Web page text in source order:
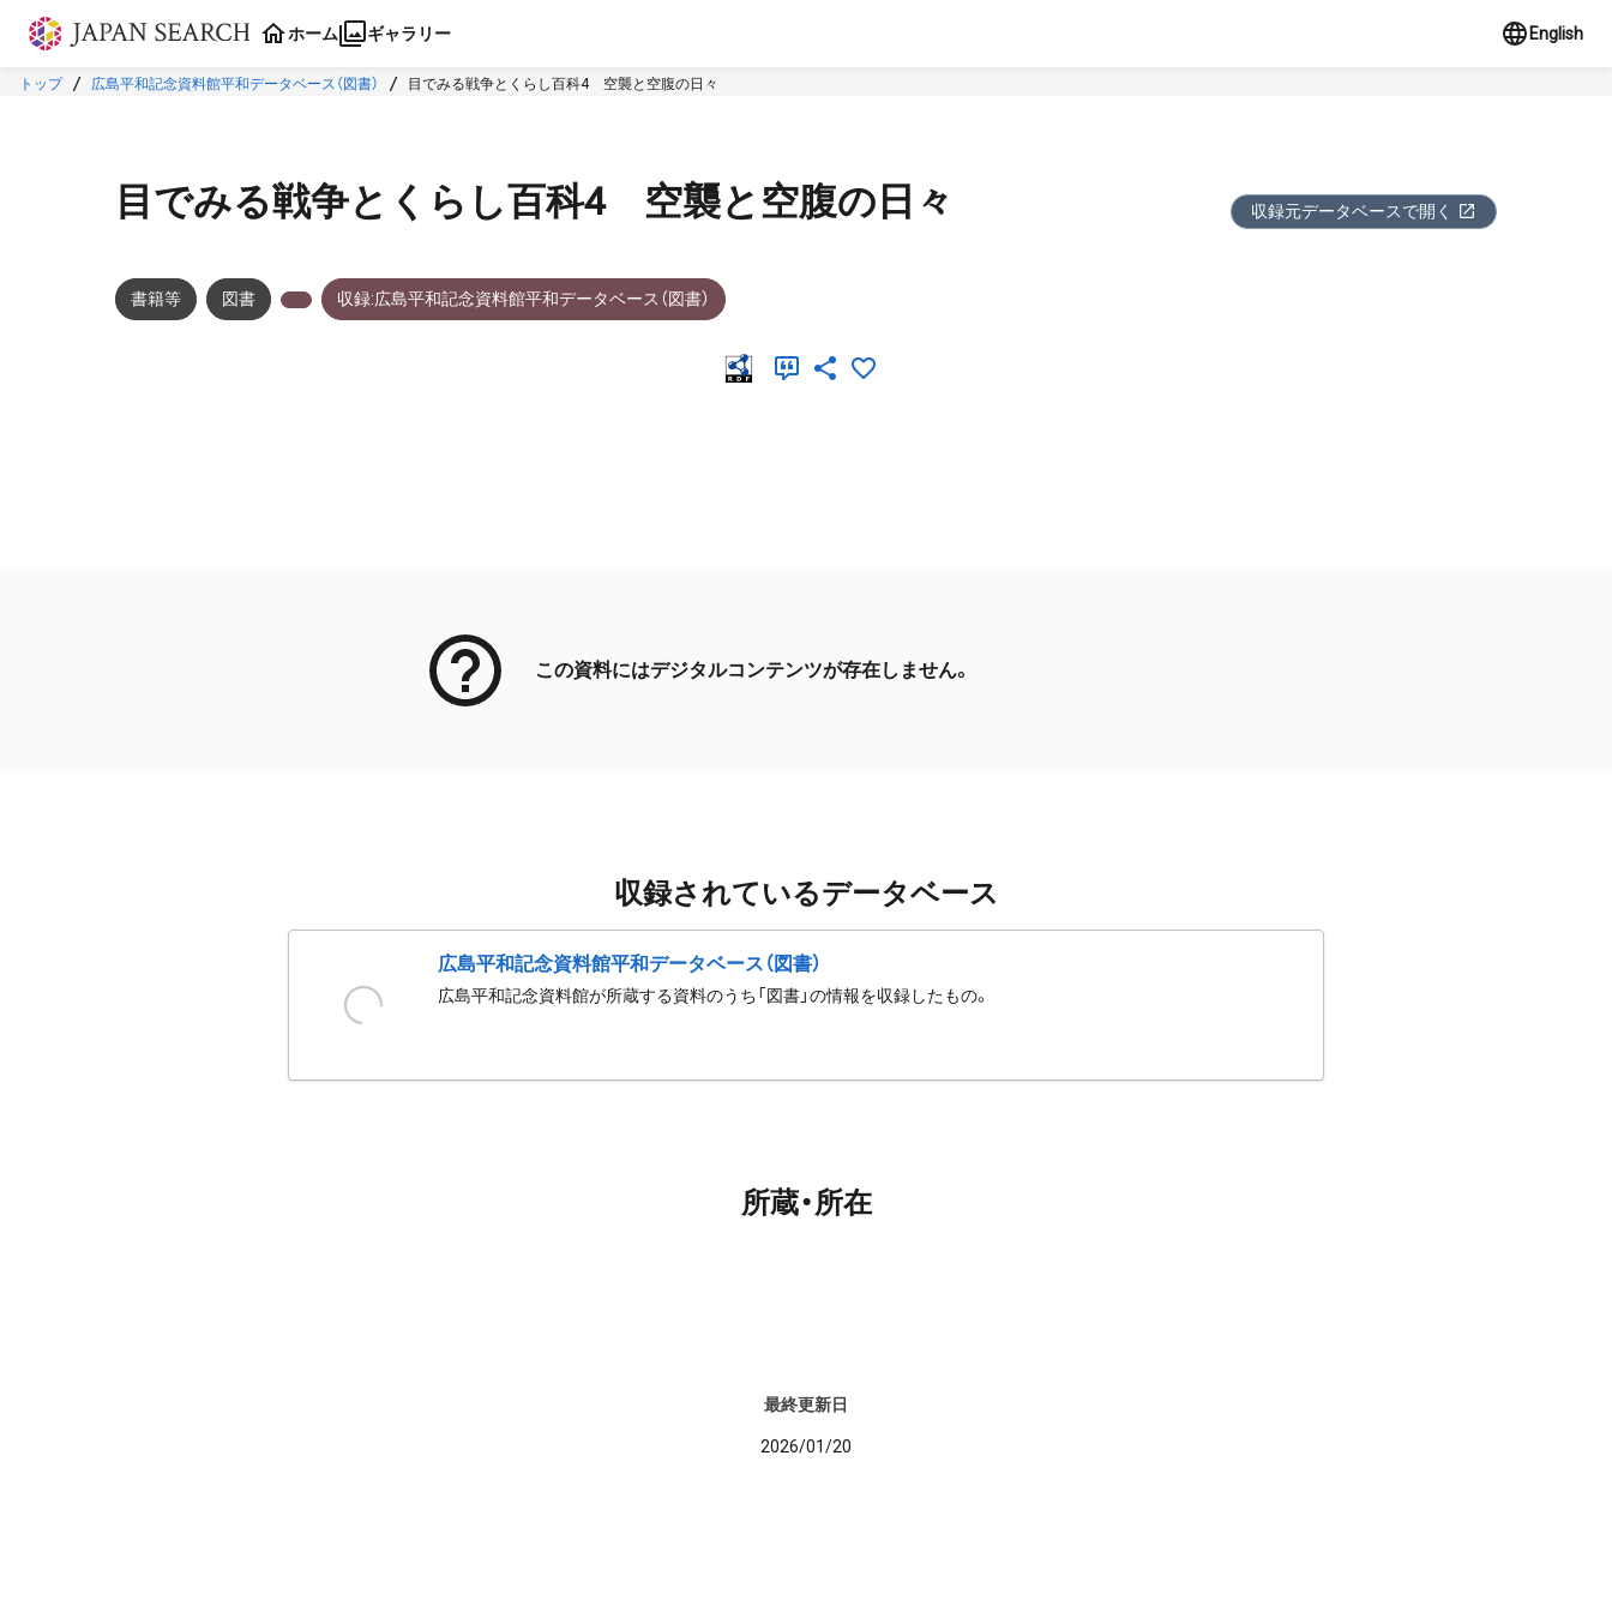
本文に飛ぶ
ホーム ギャラリー English
トップ 広島平和記念資料館平和データベース（図書） 目でみる戦争とくらし百科4 空襲と空腹の日々
目でみる戦争とくらし百科4 空襲と空腹の日々 収録元データベースで開く
書籍等 図書 収録:広島平和記念資料館平和データベース（図書）
この資料にはデジタルコンテンツが存在しません。
収録されているデータベース
広島平和記念資料館平和データベース（図書）
広島平和記念資料館が所蔵する資料のうち「図書」の情報を収録したもの。
所蔵・所在
最終更新日
2026/01/20